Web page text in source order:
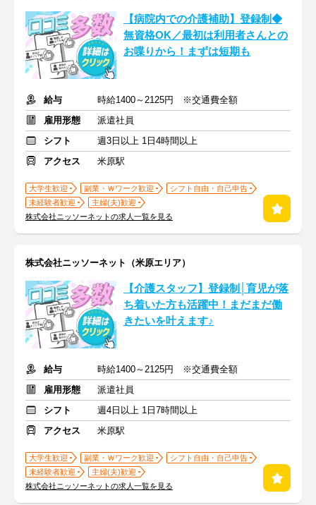
【病院内での介護補助】登録制◆
無資格OK／最初は利用者さんとの
お喋りから！まずは短期も
給与
時給1400～2125円 ※交通費全額
雇用形態
派遣社員
シフト
週3日以上 1日4時間以上
アクセス
米原駅
大学生歓迎 副業・Ｗワーク歓迎
シフト自由・自己申告
未経験者歓迎
主婦(夫)歓迎
株式会社ニッソーネットの求人一覧を見る
株式会社ニッソーネット（米原エリア）
【介護スタッフ】登録制│育児が落
ち着いた方も活躍中！まだまだ働
きたいを叶えます♪
給与
時給1400～2125円 ※交通費全額
雇用形態
派遣社員
シフト
週4日以上 1日7時間以上
アクセス
米原駅
大学生歓迎 副業・Ｗワーク歓迎
シフト自由・自己申告
未経験者歓迎
主婦(夫)歓迎
株式会社ニッソーネットの求人一覧を見る